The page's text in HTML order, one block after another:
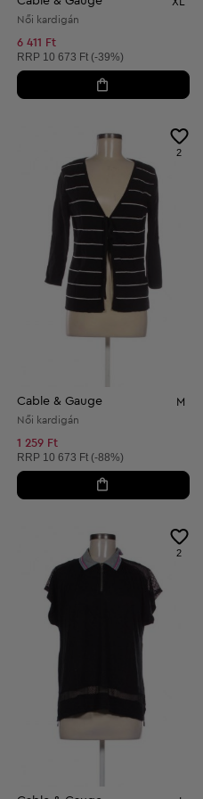
Női kardigán
6 411 Ft
Ajánlott ár:
RRP 10 673 Ft (-39%)
2
Cable & Gauge M
Női kardigán
1 259 Ft
Ajánlott ár:
RRP 10 673 Ft (-88%)
2